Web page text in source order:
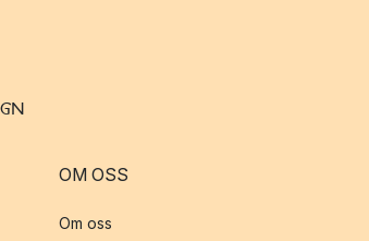
OM OSS
Om oss